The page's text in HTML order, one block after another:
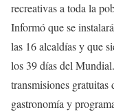
recreativas a toda la
Informó que se
las 16 alcaldías y que
los 39 días del
transmisiones gratuitas
gastronomía y